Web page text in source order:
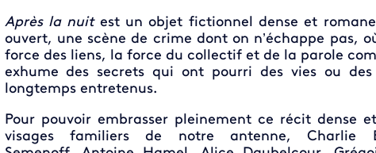
Après la nuitest un objet fictionnel dense et
ouvert, une scène de crime dont on n’échappe pas,
force des liens, la force du collectif et de la parole
exhume des secrets qui ont pourri des vies ou des
longtemps entretenus.
Pour pouvoir embrasser pleinement ce récit dense
visages familiers de notre antenne, Charlie